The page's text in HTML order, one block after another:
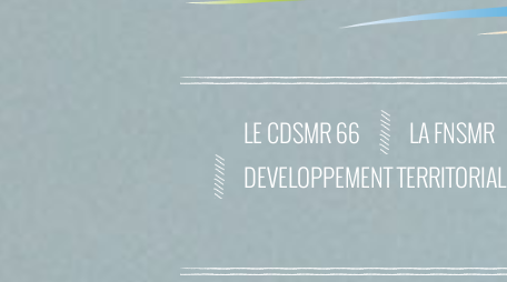
LE CDSMR 66 LA FNSMR
DEVELOPPEMENT TERRITORIAL